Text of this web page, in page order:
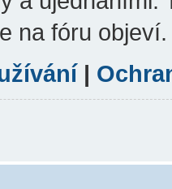
na fóru objeví.
|